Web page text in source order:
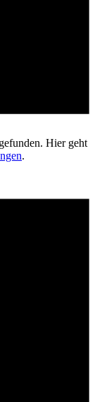
Hier geht
.